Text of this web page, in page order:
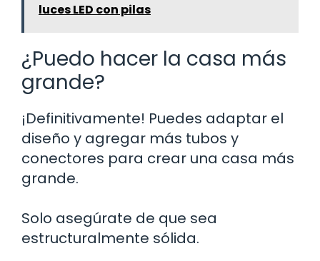
luces LED con pilas
¿Puedo hacer la casa más
grande?
¡Definitivamente! Puedes adaptar el
diseño y agregar más tubos y
conectores para crear una casa más
grande.
Solo asegúrate de que sea
estructuralmente sólida.